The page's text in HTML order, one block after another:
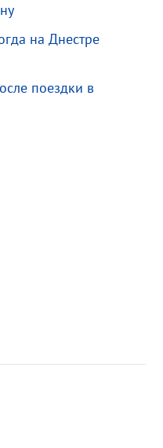
на Днестре
поездки в